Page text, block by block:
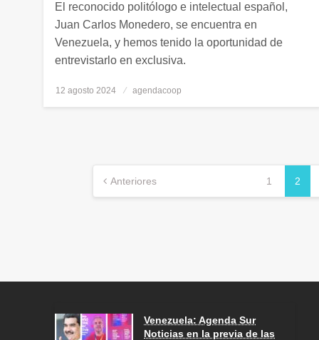
El reconocido politólogo e intelectual español,
Juan Carlos Monedero, se encuentra en
Venezuela, y hemos tenido la oportunidad de
entrevistarlo en exclusiva.
Publicado
12 agosto 2024 agendacoop
Navegación
Anteriores 1 2
Venezuela: Agenda Sur
Noticias en la previa de las